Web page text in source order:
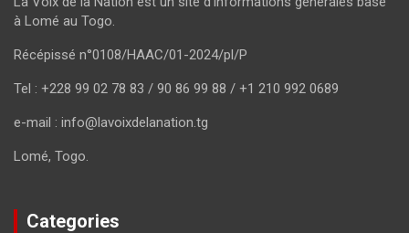
à Lomé au Togo.
Récépissé n°0108/HAAC/01-2024/pl/P
Tel : +228 99 02 78 83 / 90 86 99 88 / +1 210 992 0689
e-mail : info@lavoixdelanation.tg
Lomé, Togo.
Categories